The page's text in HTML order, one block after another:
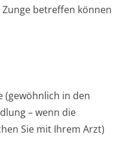
betreffen können
(gewöhnlich in den
– wenn die
Sie mit Ihrem Arzt)